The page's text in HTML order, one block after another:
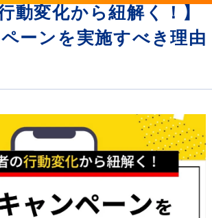
動変化から紐解く！】
ーンを実施すべき理由